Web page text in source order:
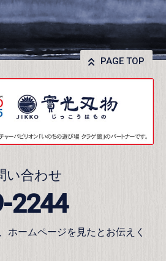
PAGE TOP
い合わせ
2244
ホームページを見たとお伝えく